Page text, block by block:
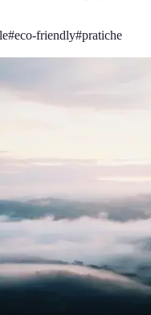
#eco-friendly#pratiche